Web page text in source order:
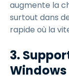
augmente la
surtout dans
rapide où la
3.
Windows